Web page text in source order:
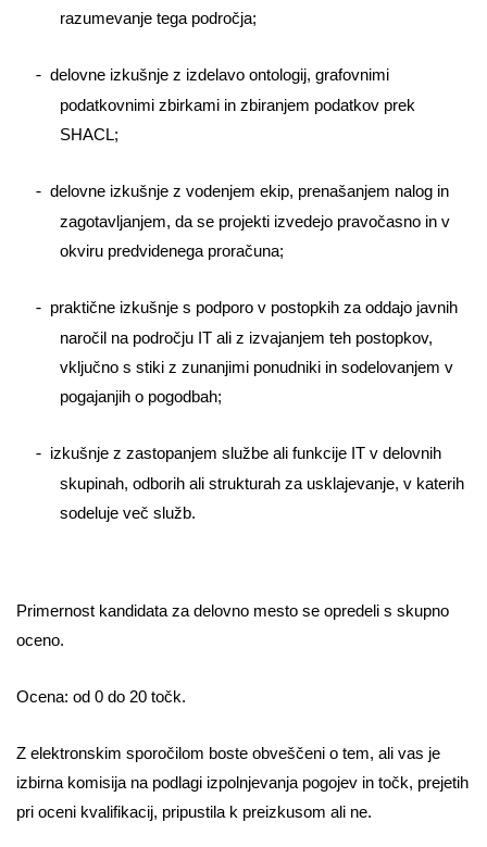
razumevanje tega področja;
-­ delovne izkušnje z izdelavo ontologij, grafovnimi
podatkovnimi zbirkami in zbiranjem podatkov prek
SHACL;
-­ delovne izkušnje z vodenjem ekip, prenašanjem nalog in
zagotavljanjem, da se projekti izvedejo pravočasno in v
okviru predvidenega proračuna;
-­ praktične izkušnje s podporo v postopkih za oddajo javnih
naročil na področju IT ali z izvajanjem teh postopkov,
vključno s stiki z zunanjimi ponudniki in sodelovanjem v
pogajanjih o pogodbah;
-­ izkušnje z zastopanjem službe ali funkcije IT v delovnih
skupinah, odborih ali strukturah za usklajevanje, v katerih
sodeluje več služb.
Primernost kandidata za delovno mesto se opredeli s skupno
oceno.
Ocena: od 0 do 20 točk.
Z elektronskim sporočilom boste obveščeni o tem, ali vas je
izbirna komisija na podlagi izpolnjevanja pogojev in točk, prejetih
pri oceni kvalifikacij, pripustila k preizkusom ali ne.